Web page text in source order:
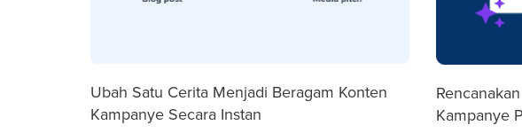
Ubah Satu Cerita Menjadi Beragam Konten
Kampanye Secara Instan
Kampanye